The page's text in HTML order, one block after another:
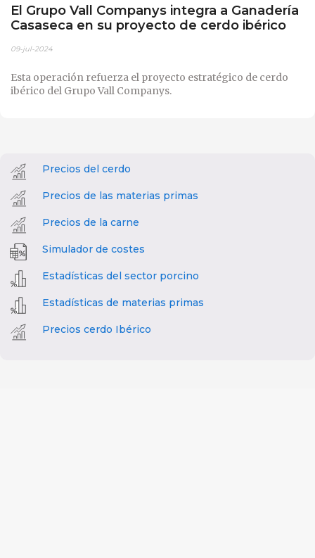
El Grupo Vall Companys integra a Ganadería
Casaseca en su proyecto de cerdo ibérico
09-jul-2024
Esta operación refuerza el proyecto estratégico de cerdo
ibérico del Grupo Vall Companys.
Precios del cerdo
Precios de las materias primas
Precios de la carne
Simulador de costes
Estadísticas del sector porcino
Estadísticas de materias primas
Precios cerdo Ibérico